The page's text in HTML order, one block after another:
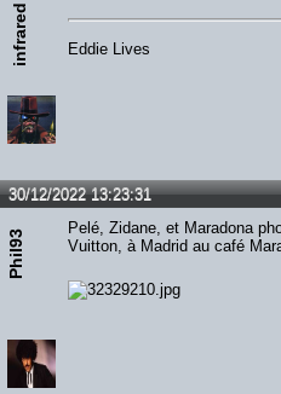
infrared Eddie Lives
30/12/2022 13:23:31
Phil93
Pelé, Zidane, et Maradona
Vuitton, à Madrid au café